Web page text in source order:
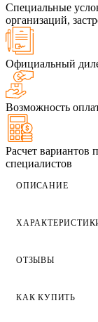
Специальные
организаций,
Официальный
Возможность
Расчет
специалистов
ОПИСАНИЕ
Монтажный клей
блоков и плит:
строительстве
Цвет смеси
ОТЗЫВЫ
КАК КУПИТЬ